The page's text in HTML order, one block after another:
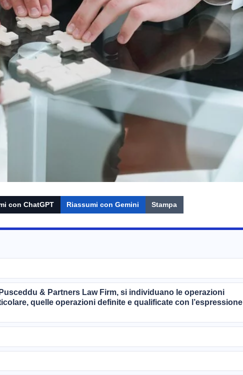
con ChatGPT Riassumi con Gemini Stampa
& Partners Law Firm, si individuano le operazioni
quelle operazioni definite e qualificate con l’espressione